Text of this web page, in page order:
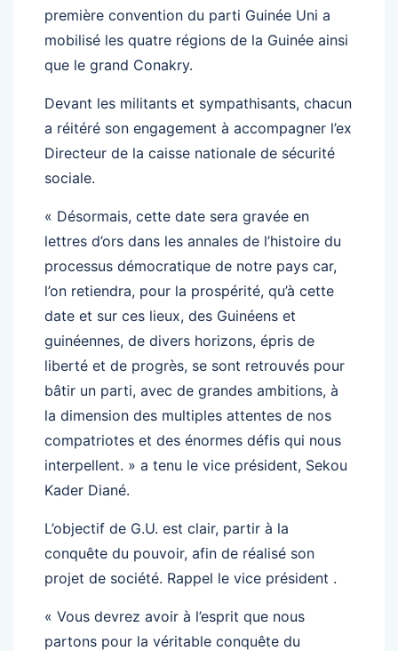
première convention du parti Guinée Uni a
mobilisé les quatre régions de la Guinée ainsi
que le grand Conakry.
Devant les militants et sympathisants, chacun
a réitéré son engagement à accompagner l’ex
Directeur de la caisse nationale de sécurité
sociale.
« Désormais, cette date sera gravée en
lettres d’ors dans les annales de l’histoire du
processus démocratique de notre pays car,
l’on retiendra, pour la prospérité, qu’à cette
date et sur ces lieux, des Guinéens et
guinéennes, de divers horizons, épris de
liberté et de progrès, se sont retrouvés pour
bâtir un parti, avec de grandes ambitions, à
la dimension des multiples attentes de nos
compatriotes et des énormes défis qui nous
interpellent. » a tenu le vice président, Sekou
Kader Diané.
L’objectif de G.U. est clair, partir à la
conquête du pouvoir, afin de réalisé son
projet de société. Rappel le vice président .
« Vous devrez avoir à l’esprit que nous
partons pour la véritable conquête du